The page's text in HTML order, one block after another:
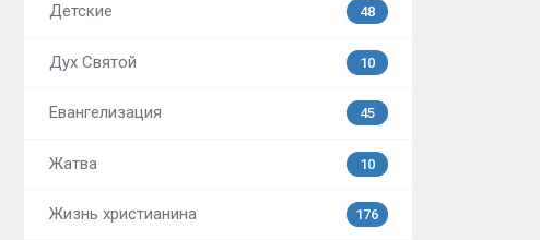
Детские 48
Дух Святой 10
Евангелизация 45
Жатва 10
Жизнь христианина 176